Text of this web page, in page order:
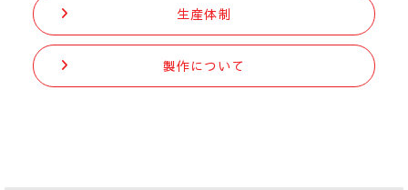
生産体制
製作について